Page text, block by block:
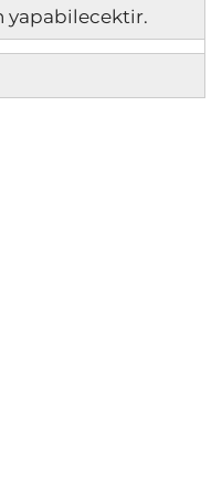
yapabilecektir.